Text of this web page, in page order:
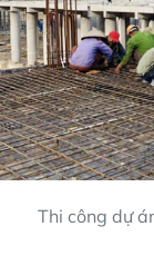
Thi công dự